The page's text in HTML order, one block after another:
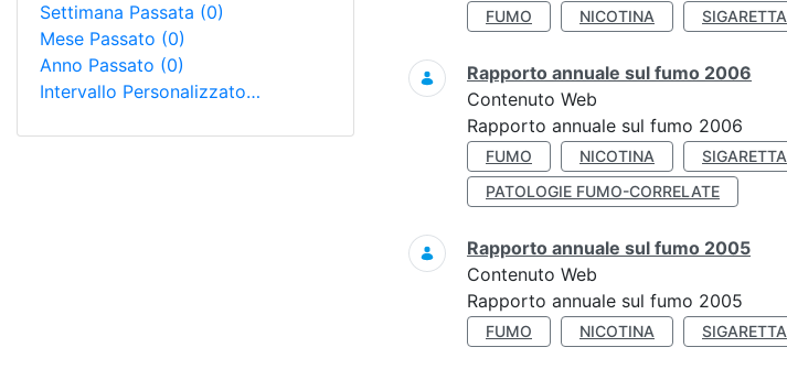
Settimana Passata (0)
Mese Passato (0)
Anno Passato (0)
Intervallo Personalizzato…
FUMO NICOTINA SIGARETTA
Rapporto annuale sul fumo 2006
Contenuto Web
Rapporto annuale sul fumo 2006
FUMO NICOTINA SIGARETTA
PATOLOGIE FUMO-CORRELATE
Rapporto annuale sul fumo 2005
Contenuto Web
Rapporto annuale sul fumo 2005
FUMO NICOTINA SIGARETTA